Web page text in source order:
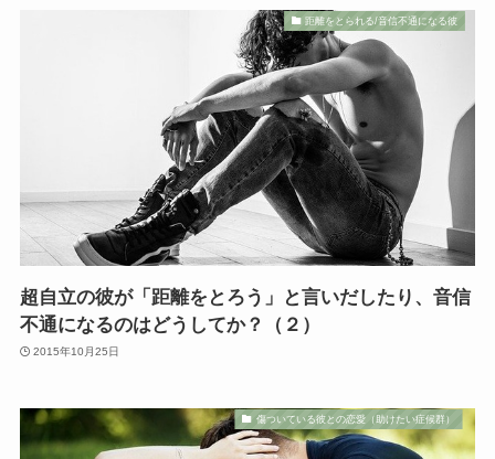
距離をとられる/音信不通になる彼
超自立の彼が「距離をとろう」と言いだしたり、音信
不通になるのはどうしてか？（２）
2015年10月25日
傷ついている彼との恋愛（助けたい症候群）